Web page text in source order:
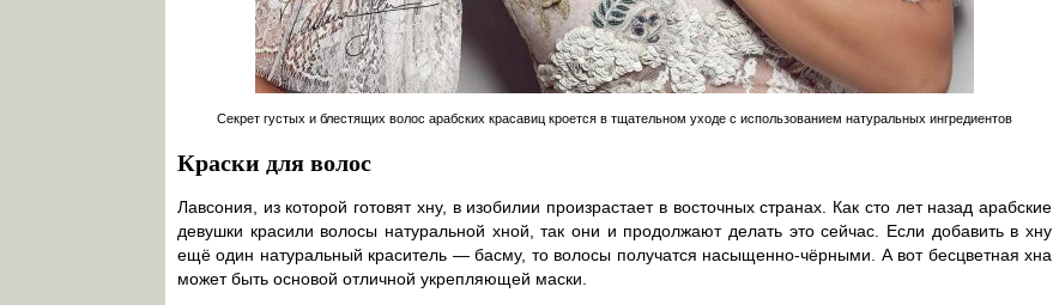
Секрет густых и блестящих волос арабских красавиц кроется в тщательном уходе с использованием натуральных ингредиентов
Краски для волос
Лавсония, из которой готовят хну, в изобилии произрастает в восточных странах. Как сто лет назад арабские
девушки красили волосы натуральной хной, так они и продолжают делать это сейчас. Если добавить в хну
ещё один натуральный краситель — басму, то волосы получатся насыщенно-чёрными. А вот бесцветная хна
может быть основой отличной укрепляющей маски.